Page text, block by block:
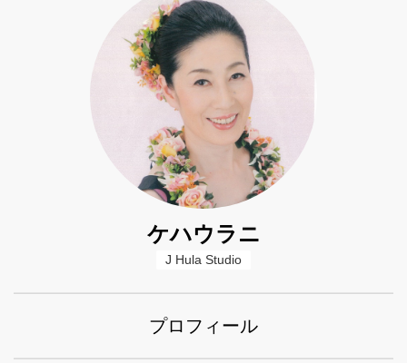
ケハウラニ
J Hula Studio
プロフィール